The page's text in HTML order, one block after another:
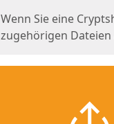
Wenn Sie eine
zugehörigen